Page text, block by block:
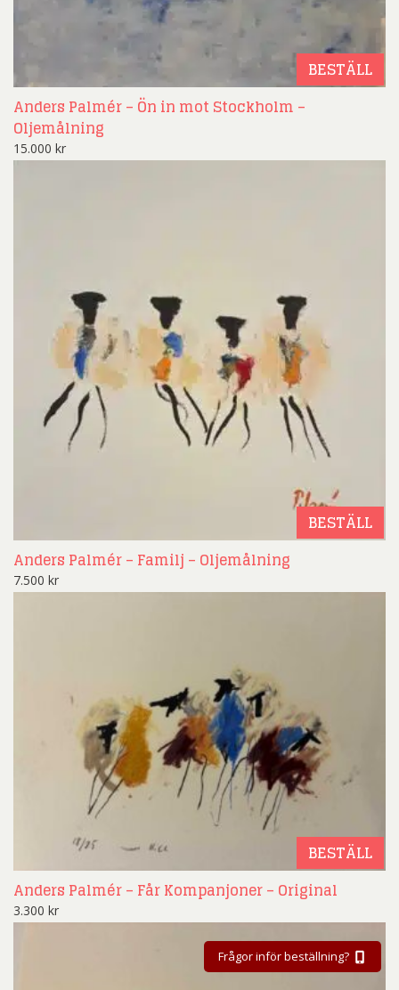
BESTÄLL
Anders Palmér – Ön in mot Stockholm –
Oljemålning
15.000 kr
BESTÄLL
Anders Palmér – Familj – Oljemålning
7.500 kr
BESTÄLL
Anders Palmér – Får Kompanjoner – Original
3.300 kr
Frågor inför beställning?